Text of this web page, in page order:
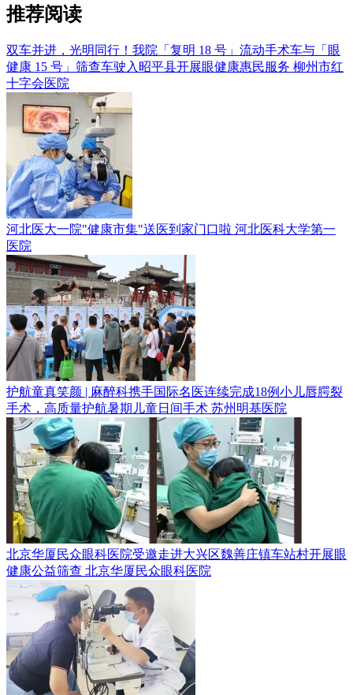
推荐阅读
双车并进，光明同行！我院「复明 18 号」流动手术车与「眼
健康 15 号」筛查车驶入昭平县开展眼健康惠民服务 柳州市红
十字会医院
河北医大一院"健康市集"送医到家门口啦 河北医科大学第一
医院
护航童真笑颜 | 麻醉科携手国际名医连续完成18例小儿唇腭裂
手术，高质量护航暑期儿童日间手术 苏州明基医院
北京华厦民众眼科医院受邀走进大兴区魏善庄镇车站村开展眼
健康公益筛查 北京华厦民众眼科医院